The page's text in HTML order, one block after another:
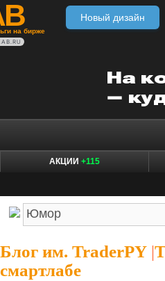
на бирже
Новый дизайн
АКЦИИ +115
Блог им. TraderPY |
смартлабе